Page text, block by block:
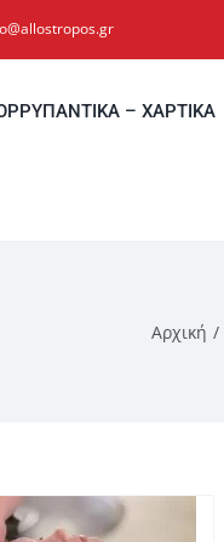
– ΧΑΡΤΙΚΑ
Αρχική